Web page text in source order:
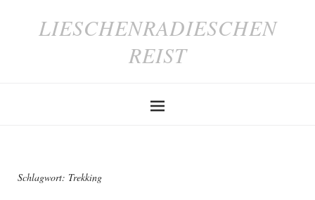
LIESCHENRADIESCHEN
REIST
Schlagwort: Trekking